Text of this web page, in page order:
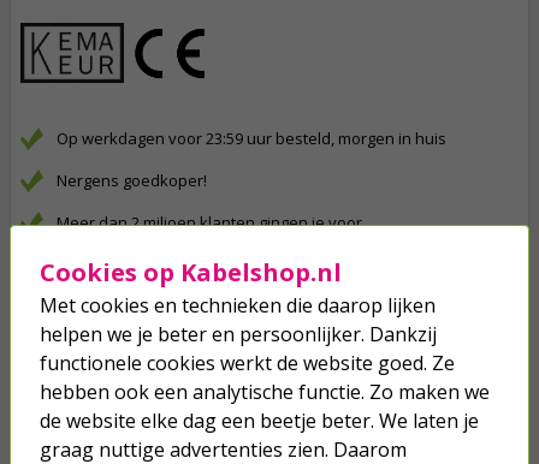
Op werkdagen voor 23:59 uur besteld, morgen in huis
Nergens goedkoper!
Meer dan 2 miljoen klanten gingen je voor
Betaal binnen 14 dagen na aankoop
Klanten geven Kabelshop een 9.1/10
Al 4 keer verkozen tot beste webwinkel
Anderen kochten ook...
Installatiedraad | Schakeldraad |
Cookies op Kabelshop.nl
Met cookies en technieken die daarop lijken
helpen we je beter en persoonlijker. Dankzij
functionele cookies werkt de website goed. Ze
hebben ook een analytische functie. Zo maken we
de website elke dag een beetje beter. We laten je
graag nuttige advertenties zien. Daarom